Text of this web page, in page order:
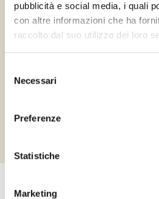
pubblicità e social media, i quali
con altre informazioni che ha
raccolto dal suo utilizzo dei loro
delNecessari
Preferenze
Statistiche
Marketing